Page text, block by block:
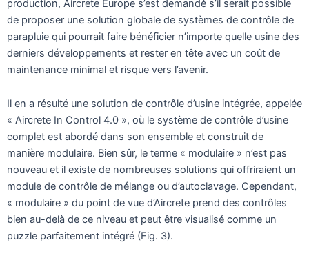
production, Aircrete Europe s’est demandé s’il serait possible
de proposer une solution globale de systèmes de contrôle de
parapluie qui pourrait faire bénéficier n’importe quelle usine des
derniers développements et rester en tête avec un coût de
maintenance minimal et risque vers l’avenir.
Il en a résulté une solution de contrôle d’usine intégrée, appelée
« Aircrete In Control 4.0 », où le système de contrôle d’usine
complet est abordé dans son ensemble et construit de
manière modulaire. Bien sûr, le terme « modulaire » n’est pas
nouveau et il existe de nombreuses solutions qui offriraient un
module de contrôle de mélange ou d’autoclavage. Cependant,
« modulaire » du point de vue d’Aircrete prend des contrôles
bien au-delà de ce niveau et peut être visualisé comme un
puzzle parfaitement intégré (Fig. 3).